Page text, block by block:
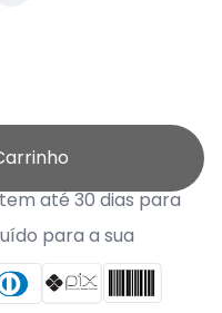
até 30 dias para
para a sua